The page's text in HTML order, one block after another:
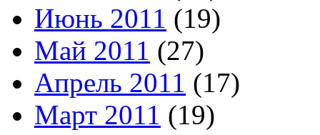
Июнь 2011 (19)
Май 2011 (27)
Апрель 2011 (17)
Март 2011 (19)